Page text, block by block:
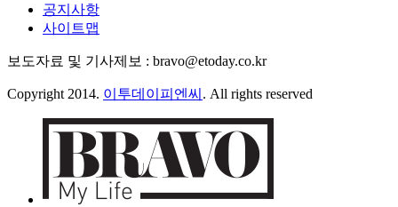
공지사항
사이트맵
보도자료 및 기사제보 : bravo@etoday.co.kr
Copyright 2014. 이투데이피엔씨 . All rights reserved